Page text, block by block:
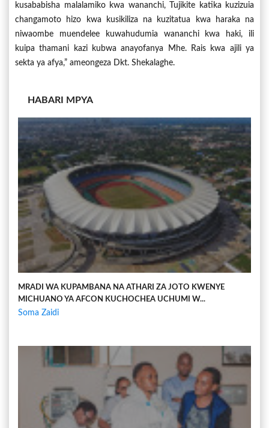
kusababisha malalamiko kwa wananchi, Tujikite katika kuzizuia
changamoto hizo kwa kusikiliza na kuzitatua kwa haraka na
niwaombe muendelee kuwahudumia wananchi kwa haki, ili
kuipa thamani kazi kubwa anayofanya Mhe. Rais kwa ajili ya
sekta ya afya,” ameongeza Dkt. Shekalaghe.
HABARI MPYA
MRADI WA KUPAMBANA NA ATHARI ZA JOTO KWENYE
MICHUANO YA AFCON KUCHOCHEA UCHUMI W...
Soma Zaidi